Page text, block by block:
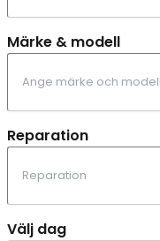
Märke & modell
Reparation
Välj dag